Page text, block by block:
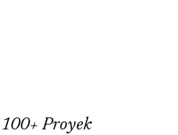
100+ Proyek